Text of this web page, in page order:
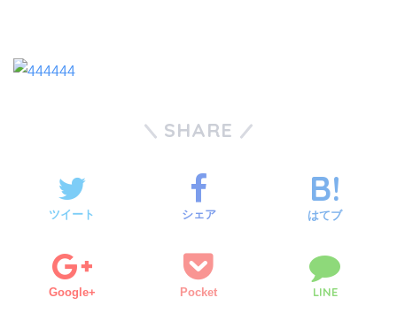
SHARE
ツイート シェア はてブ
Google+ Pocket LINE